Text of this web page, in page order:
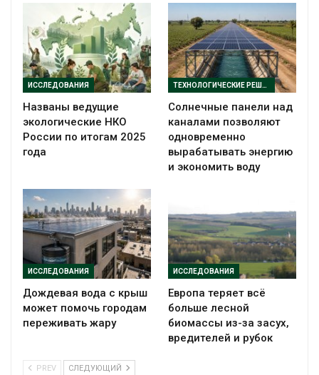
ИССЛЕДОВАНИЯ
Названы ведущие
экологические НКО
России по итогам 2025
года
ТЕХНОЛОГИЧЕСКИЕ РЕШЕНИЯ
Солнечные панели над
каналами позволяют
одновременно
вырабатывать энергию
и экономить воду
ИССЛЕДОВАНИЯ
Дождевая вода с крыш
может помочь городам
переживать жару
ИССЛЕДОВАНИЯ
Европа теряет всё
больше лесной
биомассы из-за засух,
вредителей и рубок
PREV СЛЕДУЮЩИЙ